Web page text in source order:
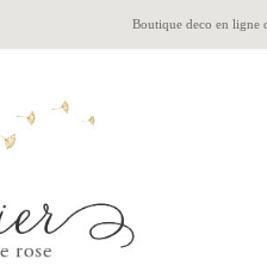
Boutique deco en ligne